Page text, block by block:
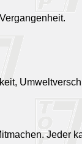
Jeder